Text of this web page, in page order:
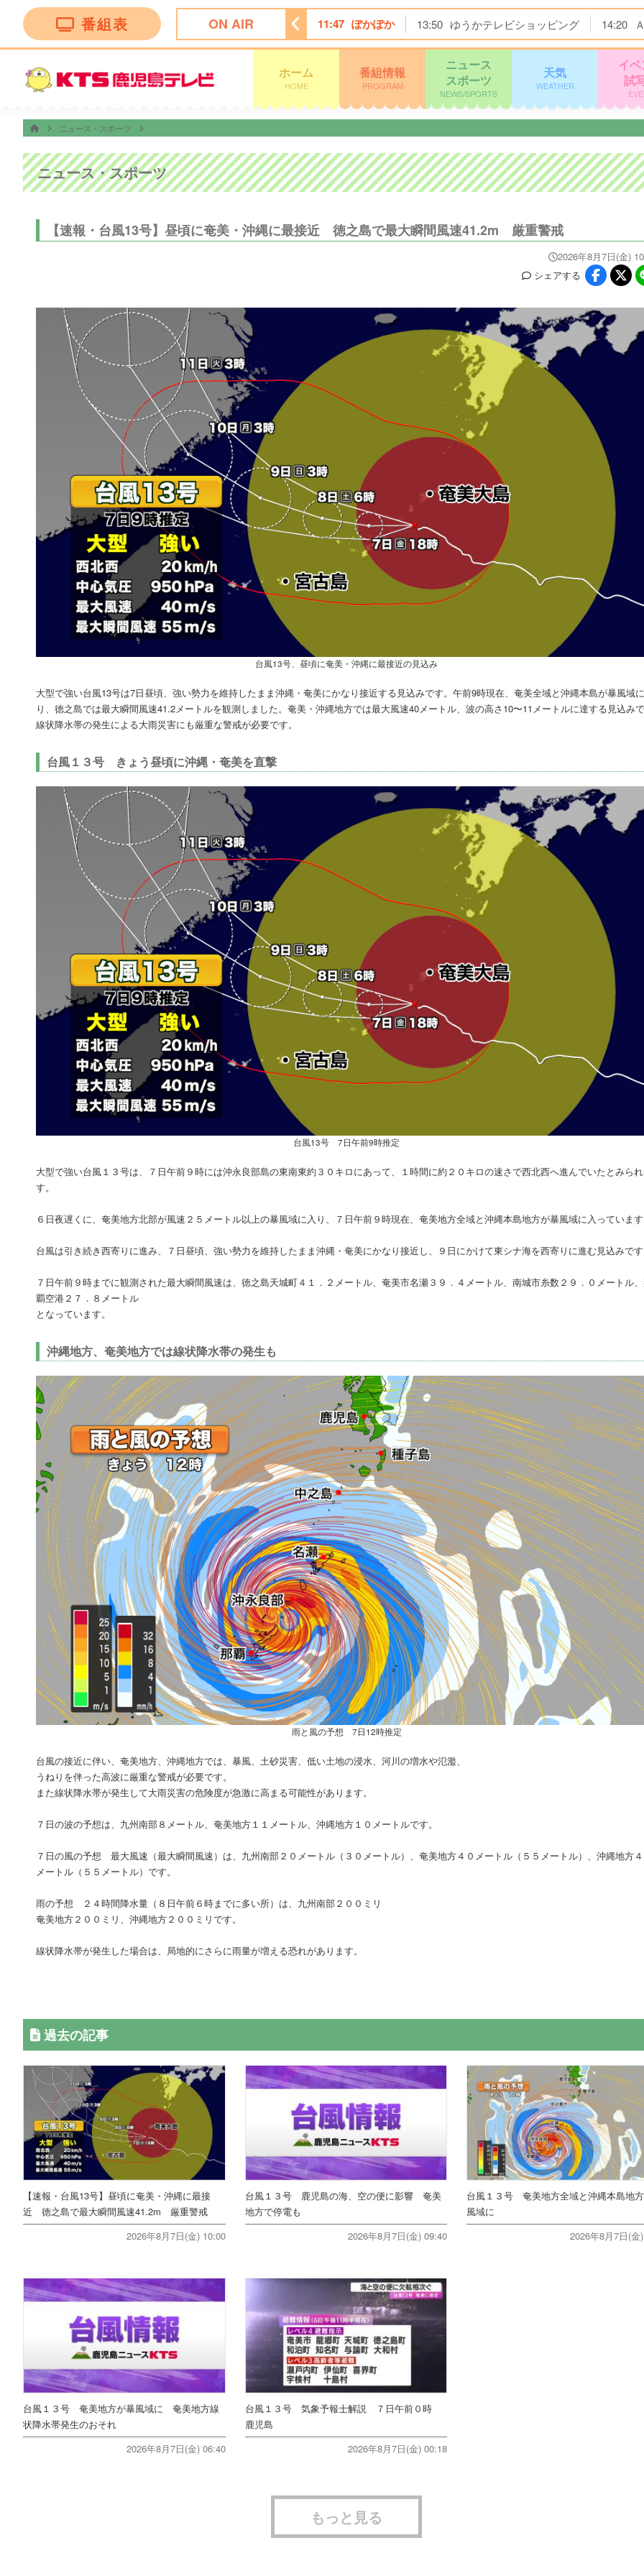
番組表 ON AIR
ごしま 11:30 ＦＮＮ Ｌｉｖｅ Ｎｅｗｓ ｄａｙｓ 11:47 ぽかぽか 13:50 ゆうかテレビショッピング 14:20
ホーム
HOME
番組情報
PROGRAM
ニュース
スポーツ
NEWS/SPORTS
天気
WEATHER
イ
試
ニュース・スポーツ
ニュース・スポーツ
【速報・台風13号】昼頃に奄美・沖縄に最接近 徳之島で最大瞬間風速41.2m 厳重警戒
2026年8月7日(金)
シェアする
台風13号、昼頃に奄美・沖縄に最接近の見込み
大型で強い台風13号は7日昼頃、強い勢力を維持したまま沖縄・奄美にかなり接近する見込みです。午前9時現在、奄美全域と沖縄本島が暴風域
り、徳之島では最大瞬間風速41.2メートルを観測しました。奄美・沖縄地方では最大風速40メートル、波の高さ10〜11メートルに達する見込み
線状降水帯の発生による大雨災害にも厳重な警戒が必要です。
台風１３号 きょう昼頃に沖縄・奄美を直撃
台風13号 7日午前9時推定
大型で強い台風１３号は、７日午前９時には沖永良部島の東南東約３０キロにあって、１時間に約２０キロの速さで西北西へ進んでいたとみら
す。
６日夜遅くに、奄美地方北部が風速２５メートル以上の暴風域に入り、７日午前９時現在、奄美地方全域と沖縄本島地方が暴風域に入っていま
台風は引き続き西寄りに進み、７日昼頃、強い勢力を維持したまま沖縄・奄美にかなり接近し、９日にかけて東シナ海を西寄りに進む見込みで
７日午前９時までに観測された最大瞬間風速は、徳之島天城町４１．２メートル、奄美市名瀬３９．４メートル、南城市糸数２９．０メートル
覇空港２７．８メートル
となっています。
沖縄地方、奄美地方では線状降水帯の発生も
雨と風の予想 7日12時推定
台風の接近に伴い、奄美地方、沖縄地方では、暴風、土砂災害、低い土地の浸水、河川の増水や氾濫、
うねりを伴った高波に厳重な警戒が必要です。
また線状降水帯が発生して大雨災害の危険度が急激に高まる可能性があります。
７日の波の予想は、九州南部８メートル、奄美地方１１メートル、沖縄地方１０メートルです。
７日の風の予想 最大風速（最大瞬間風速）は、九州南部２０メートル（３０メートル）、奄美地方４０メートル（５５メートル）、沖縄地方
メートル（５５メートル）です。
雨の予想 ２４時間降水量（８日午前６時までに多い所）は、九州南部２００ミリ
奄美地方２００ミリ、沖縄地方２００ミリです。
線状降水帯が発生した場合は、局地的にさらに雨量が増える恐れがあります。
過去の記事
【速報・台風13号】昼頃に奄美・沖縄に最接
近 徳之島で最大瞬間風速41.2m 厳重警戒
2026年8月7日(金) 10:00
台風１３号 鹿児島の海、空の便に影響 奄美
地方で停電も
2026年8月7日(金) 09:40
台風１３号 奄美地方全域と沖縄本島地
風域に
2026年8月7日(金
台風１３号 奄美地方が暴風域に 奄美地方線
状降水帯発生のおそれ
2026年8月7日(金) 06:40
台風１３号 気象予報士解説 ７日午前０時
鹿児島
2026年8月7日(金) 00:18
もっと見る